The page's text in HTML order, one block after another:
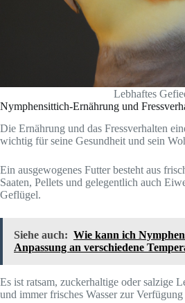
Lebhaftes
Nymphensittich-Ernährung und
Die Ernährung und das Fressverhalten
wichtig für seine Gesundheit und sein
Ein ausgewogenes Futter besteht aus
Saaten, Pellets und gelegentlich auch
Geflügel.
Siehe auch: Wie kann ich
Anpassung an verschiedene
Es ist ratsam, zuckerhaltige oder salzige
und immer frisches Wasser zur Verfügung